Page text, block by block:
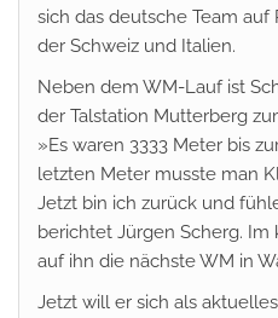
sich das deutsche Team auf
der Schweiz und Italien.
Neben dem WM-Lauf ist
der Talstation Mutterberg
»Es waren 3333 Meter bis
letzten Meter musste man
Jetzt bin ich zurück und
berichtet Jürgen Scherg.
auf ihn die nächste WM in
Jetzt will er sich als